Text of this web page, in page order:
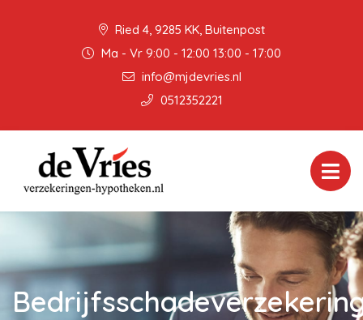
Ried 4, 9285 KK, Buitenpost
Ma - Vr 9:00 - 12:00 13:00 - 17:00
info@mjdevries.nl
0512352221